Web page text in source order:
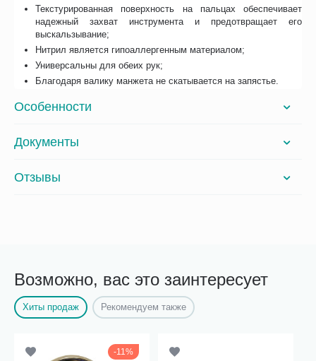
Текстурированная поверхность на пальцах обеспечивает
надежный захват инструмента и предотвращает его
выскальзывание;
Нитрил является гипоаллергенным материалом;
Универсальны для обеих рук;
Благодаря валику манжета не скатывается на запястье.
Особенности
Документы
Отзывы
Возможно, вас это заинтересует
Хиты продаж Рекомендуем также
11%